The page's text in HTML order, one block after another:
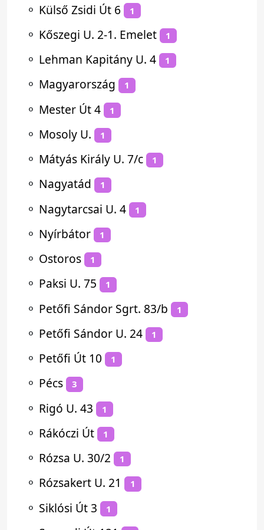
⚬ Külső Zsidi Út 6 1
⚬ Kőszegi U. 2-1. Emelet 1
⚬ Lehman Kapitány U. 4 1
⚬ Magyarország 1
⚬ Mester Út 4 1
⚬ Mosoly U. 1
⚬ Mátyás Király U. 7/c 1
⚬ Nagyatád 1
⚬ Nagytarcsai U. 4 1
⚬ Nyírbátor 1
⚬ Ostoros 1
⚬ Paksi U. 75 1
⚬ Petőfi Sándor Sgrt. 83/b 1
⚬ Petőfi Sándor U. 24 1
⚬ Petőfi Út 10 1
⚬ Pécs 3
⚬ Rigó U. 43 1
⚬ Rákóczi Út 1
⚬ Rózsa U. 30/2 1
⚬ Rózsakert U. 21 1
⚬ Siklósi Út 3 1